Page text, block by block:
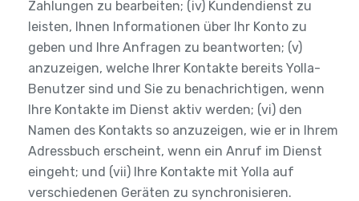
Zahlungen zu bearbeiten; (iv) Kundendienst zu
leisten, Ihnen Informationen über Ihr Konto zu
geben und Ihre Anfragen zu beantworten; (v)
anzuzeigen, welche Ihrer Kontakte bereits Yolla-
Benutzer sind und Sie zu benachrichtigen, wenn
Ihre Kontakte im Dienst aktiv werden; (vi) den
Namen des Kontakts so anzuzeigen, wie er in Ihrem
Adressbuch erscheint, wenn ein Anruf im Dienst
eingeht; und (vii) Ihre Kontakte mit Yolla auf
verschiedenen Geräten zu synchronisieren.